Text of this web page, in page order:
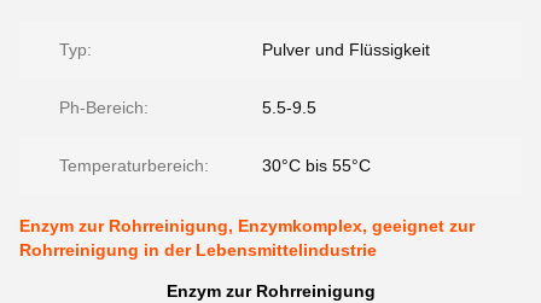
Typ: Pulver und Flüssigkeit
Ph-Bereich: 5.5-9.5
Temperaturbereich: 30°C bis 55°C
Enzym zur Rohrreinigung, Enzymkomplex, geeignet zur
Rohrreinigung in der Lebensmittelindustrie
Enzym zur Rohrreinigung